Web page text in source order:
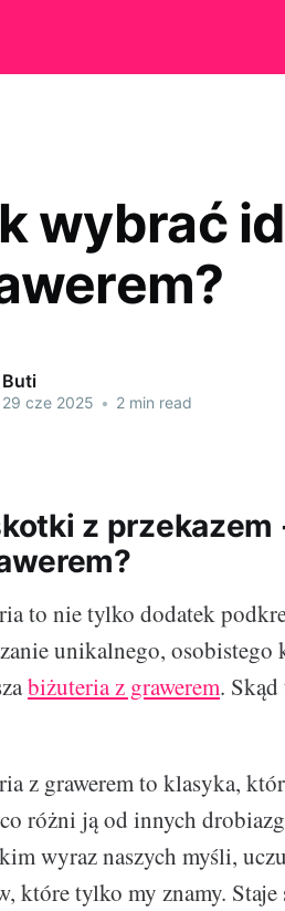
wybrać
Buti
29 cze 2025 • 2 min read
z
to nie tylko dodatek
unikalnego,
biżuteria z grawerem.
z grawerem to klasyka,
różni ją od innych
wyraz naszych myśli,
które tylko my znamy.